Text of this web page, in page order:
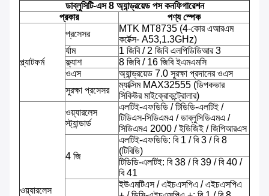
ডাব্লুসিটি-এস 8 অ্যান্ড্রয়েড পস কনফিগারেশন
প্রকার
পণ্য স্পেক
প্ল্যাটফর্ম
প্রসেসর
MTK MT8735 (4-কোর এআরএম
কর্টেক্স- A53,1.3GHz)
র্যাম
1 জিবি / 2 জিবি এলপিডিডিআর 3
ফ্ল্যাশ
8 জিবি / 16 জিবি ইএমএমসি
ওএস
অ্যান্ড্রয়েড 7.0 সুরক্ষা প্রদানের ওএস
সুরক্ষা প্রসেসর
ম্যাক্সিম MAX32555 (ডিপকভার
সিকিউর মাইক্রোকন্ট্রোলার)
ওয়্যারলেস
ওয়্যারলেস
স্ট্যান্ডার্ড
এলটিই-এফডিডি / টিডিডি-এলটিই /
টিডিএস-সিডিএমএ / ডাব্লুসিডিএমএ /
সিডিএমএ 2000 / ইডিজিই / জিপিআরএস
4 জি
এলটিই-এফডিডি: বি 1 / বি 3 / বি 8
(টিবিডি)
টিডিডি-এলটিই: বি 38 / বি 39 / বি 40 /
বি 41
ইউএমটিএস / এইচএসপিএ / এইচএসপিএ